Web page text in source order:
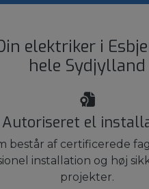
elektriker i
hele Sydjylland
Autoriseret el
består af certificerede
installation og høj
projekter.